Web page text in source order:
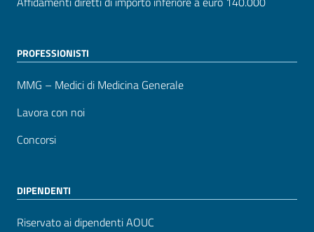
PROFESSIONISTI
MMG – Medici di Medicina Generale
Lavora con noi
Concorsi
DIPENDENTI
Riservato ai dipendenti AOUC